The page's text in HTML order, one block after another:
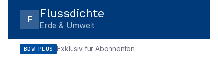
F Flussdichte
Erde & Umwelt
BDW PLUS Exklusiv für Abonnenten